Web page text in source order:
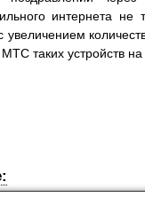
интернета
увеличением
МТС таких устройств